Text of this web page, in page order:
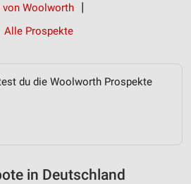
von Woolworth
Alle Prospekte
du die Woolworth Prospekte
in Deutschland